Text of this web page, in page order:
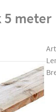
5 meter